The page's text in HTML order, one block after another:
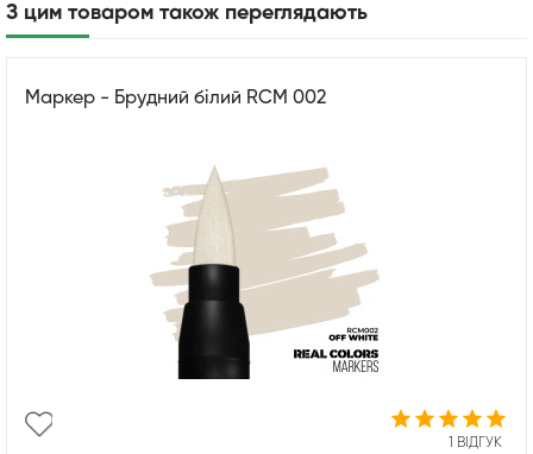
З цим товаром також переглядають
Маркер - Брудний білий RCM 002
1 ВІДГУК